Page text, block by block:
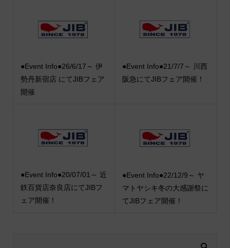
●Event Info●26/6/17～ 伊
勢丹新宿店 にてJIBフェア
開催
●Event Info●21/7/7～ 川西
阪急にてJIBフェア開催！
●Event Info●20/07/01～ 近
鉄百貨店奈良店にてJIBフ
ェア開催！
●Event Info●22/12/9～ ヤ
マトヤシキ冬の大感謝祭に
てJIBフェア開催！